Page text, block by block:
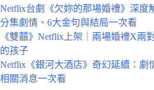
Netflix台劇《欠妳的那場婚禮》深度
分集劇情、6大金句與結局一次看
《雙囍》Netflix上架｜兩場婚禮X兩
的孩子
Netflix《銀河大酒店》奇幻延續：劇
相關消息一次看